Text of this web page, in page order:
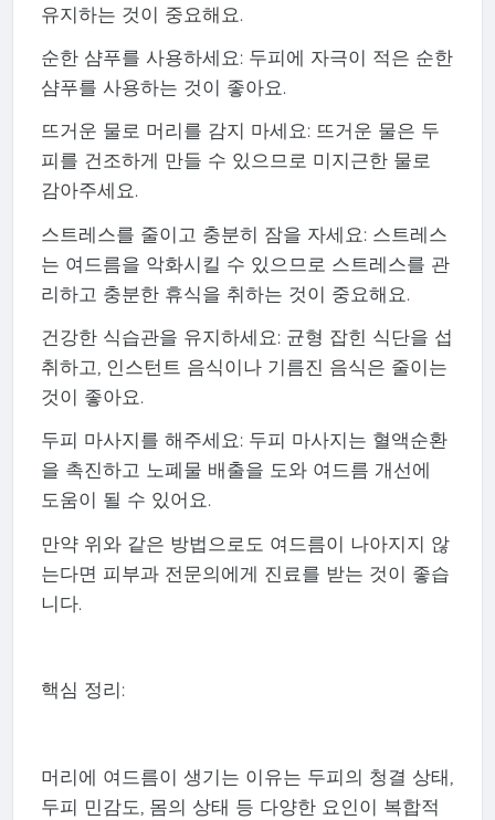
유지하는 것이 중요해요.
순한 샴푸를 사용하세요: 두피에 자극이 적은 순한
샴푸를 사용하는 것이 좋아요.
뜨거운 물로 머리를 감지 마세요: 뜨거운 물은 두
피를 건조하게 만들 수 있으므로 미지근한 물로
감아주세요.
스트레스를 줄이고 충분히 잠을 자세요: 스트레스
는 여드름을 악화시킬 수 있으므로 스트레스를 관
리하고 충분한 휴식을 취하는 것이 중요해요.
건강한 식습관을 유지하세요: 균형 잡힌 식단을 섭
취하고, 인스턴트 음식이나 기름진 음식은 줄이는
것이 좋아요.
두피 마사지를 해주세요: 두피 마사지는 혈액순환
을 촉진하고 노폐물 배출을 도와 여드름 개선에
도움이 될 수 있어요.
만약 위와 같은 방법으로도 여드름이 나아지지 않
는다면 피부과 전문의에게 진료를 받는 것이 좋습
니다.
핵심 정리:
머리에 여드름이 생기는 이유는 두피의 청결 상태,
두피 민감도, 몸의 상태 등 다양한 요인이 복합적